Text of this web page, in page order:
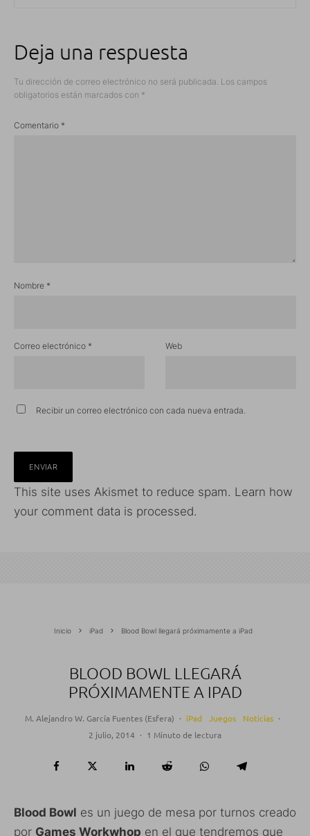
Deja una respuesta
Tu dirección de correo electrónico no será publicada. Los campos
obligatorios están marcados con *
Comentario *
Nombre *
Correo electrónico * Web
Recibir un correo electrónico con cada nueva entrada.
This site uses Akismet to reduce spam. Learn how
your comment data is processed.
Inicio iPad Blood Bowl llegará próximamente a iPad
BLOOD BOWL LLEGARÁ
PRÓXIMAMENTE A IPAD
M. Alejandro W. García Fuentes (Esfera) · iPad Juegos Noticias ·
2 julio, 2014 · 1 Minuto de lectura
Blood Bowl es un juego de mesa por turnos creado
por Games Workwhop en el que tendremos que